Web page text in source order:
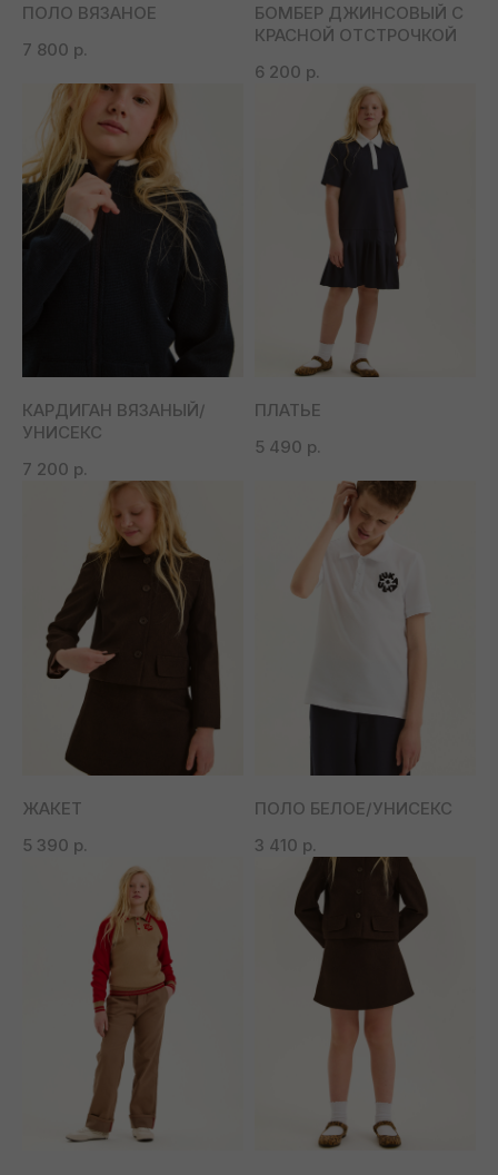
ПОЛО ВЯЗАНОЕ
7 800 р.
БОМБЕР ДЖИНСОВЫЙ С
КРАСНОЙ ОТСТРОЧКОЙ
6 200 р.
КАРДИГАН ВЯЗАНЫЙ/
УНИСЕКС
7 200 р.
ПЛАТЬЕ
5 490 р.
ЖАКЕТ
5 390 р.
ПОЛО БЕЛОЕ/УНИСЕКС
3 410 р.